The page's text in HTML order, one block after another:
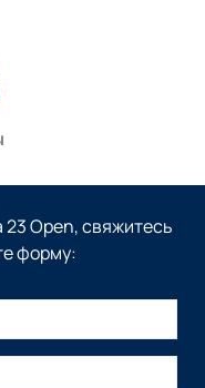
Open, свяжитесь
форму: